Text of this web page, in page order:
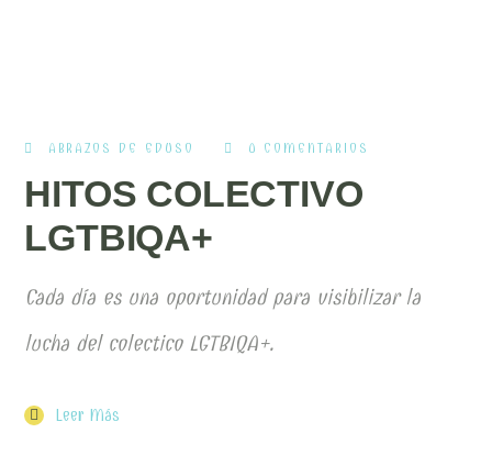
ABRAZOS DE EDUSO 0 COMENTARIOS
HITOS COLECTIVO
LGTBIQA+
Cada día es una oportunidad para visibilizar la
lucha del colectico LGTBIQA+.
Leer Más